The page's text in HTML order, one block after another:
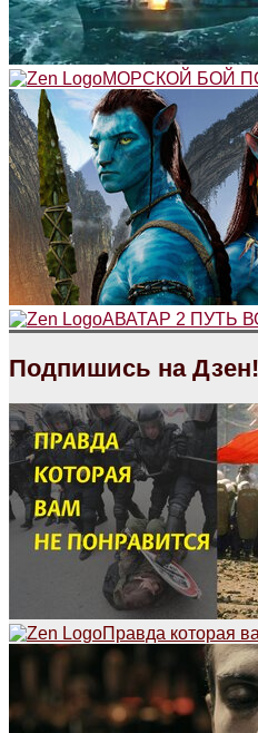
МОРСКОЙ БОЙ
АВАТАР 2 ПУТЬ
Подпишись на Дзен!
Правда которая